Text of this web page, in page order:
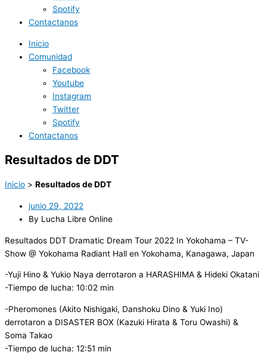
Spotify
Contactanos
Inicio
Comunidad
Facebook
Youtube
Instagram
Twitter
Spotify
Contactanos
Resultados de DDT
Inicio > Resultados de DDT
junio 29, 2022
By Lucha Libre Online
Resultados DDT Dramatic Dream Tour 2022 In Yokohama – TV-
Show @ Yokohama Radiant Hall en Yokohama, Kanagawa, Japan
-Yuji Hino & Yukio Naya derrotaron a HARASHIMA & Hideki Okatani
-Tiempo de lucha: 10:02 min
-Pheromones (Akito Nishigaki, Danshoku Dino & Yuki Ino)
derrotaron a DISASTER BOX (Kazuki Hirata & Toru Owashi) &
Soma Takao
-Tiempo de lucha: 12:51 min